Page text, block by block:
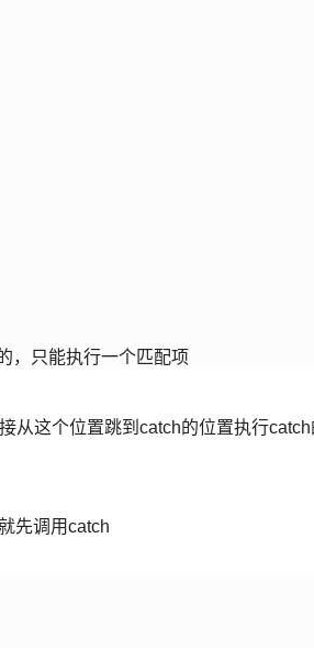
能执行一个匹配项
从这个位置跳到catch的位置执行
先调用catch